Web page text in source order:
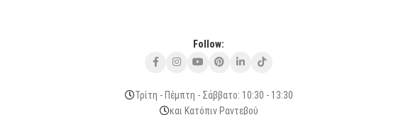
Follow:
Τρίτη - Πέμπτη - Σάββατο: 10:30 - 13:30
και Κατόπιν Ραντεβού